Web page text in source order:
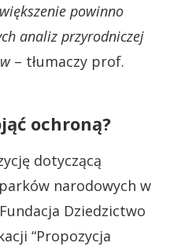
powinno
analiz przyrodniczej
– tłumaczy prof.
ochroną?
dotyczącą
narodowych w
Dziedzictwo
“Propozycja